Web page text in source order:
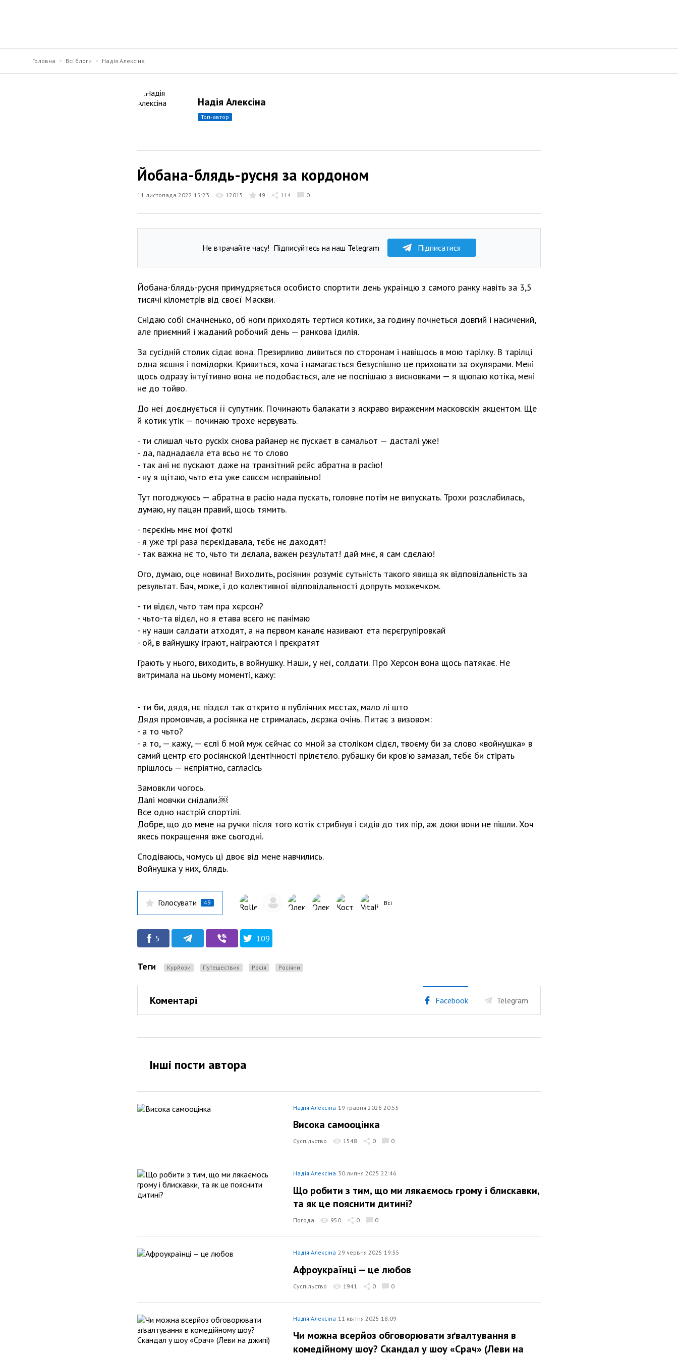
Головна Всі блоги Надія Алексіна
Надія Алексіна
топ-автор
Йобана-блядь-русня за кордоном
11 листопада 2022 15:23 12015 49 114 0
Не втрачайте часу! Підписуйтесь на наш Telegram Підписатися
Йобана-блядь-русня примудряється особисто спортити день українцю з самого ранку навіть за 3,5
тисячі кілометрів від своєї Маскви.
Снідаю собі смачненько, об ноги приходять тертися котики, за годину почнеться довгий і насичений,
але приємний і жаданий робочий день — ранкова ідилія.
За сусідній столик сідає вона. Презирливо дивиться по сторонам і навіщось в мою тарілку. В тарілці
одна яєшня і помідорки. Кривиться, хоча і намагається безуспішно це приховати за окулярами. Мені
щось одразу інтуїтивно вона не подобається, але не поспішаю з висновками — я щюпаю котіка, мені
не до тойво.
До неї доєднується її супутник. Починають балакати з яскраво вираженим масковскім акцентом. Ще
й котик утік — починаю трохе нервувать.
- ти слишал чьто рускіх снова райанер нє пускаєт в самальот — дасталі уже!
- да, паднадаєла ета всьо нє то слово
- так ані нє пускают даже на транзітний рєйс абратна в расію!
- ну я щітаю, чьто ета уже савсєм нєправільно!
Тут погоджуюсь — абратна в расію нада пускать, головне потім не випускать. Трохи розслабилась,
думаю, ну пацан правий, щось тямить.
- пєрєкінь мнє мої фоткі
- я уже трі раза пєрєкідавала, тєбє нє даходят!
- так важна нє то, чьто ти дєлала, важен рєзультат! дай мнє, я сам сдєлаю!
Ого, думаю, оце новина! Виходить, росіянин розуміє сутьність такого явища як відповідальність за
результат. Бач, може, і до колективної відповідальності допруть мозжечком.
- ти відєл, чьто там пра хєрсон?
- чьто-та відєл, но я етава всєго нє панімаю
- ну наши салдати атходят, а на пєрвом каналє називают ета пєрєгрупіровкай
- ой, в вайнушку іграют, наіграются і прєкратят
Грають у нього, виходить, в войнушку. Наши, у неї, солдати. Про Херсон вона щось патякає. Не
витримала на цьому моменті, кажу:
- ти би, дядя, нє піздєл так открито в публічних мєстах, мало лі што
Дядя промовчав, а росіянка не стрималась, дєрзка очінь. Питає з визовом:
- а то чьто?
- а то, — кажу, — єслі б мой муж сєйчас со мной за століком сідєл, твоєму би за слово «войнушка» в
самий центр єго росіянской ідентічності прілєтєло. рубашку би кров'ю замазал, тєбє би стірать
прішлось — нєпріятно, сагласісь
Замовкли чогось.
Далі мовчки снідали.￼
Все одно настрій спортілі.
Добре, що до мене на ручки після того котік стрибнув і сидів до тих пір, аж доки вони не пішли. Хоч
якесь покращення вже сьогодні.
Сподіваюсь, чомусь ці двоє від мене навчились.
Войнушка у них, блядь.
Голосувати 49 Всі
5 109
Теги Курйози Путешествия Росія росіяни
Коментарі Facebook Telegram
Інші пости автора
Надія Алексіна 19 травня 2026 20:55
Висока самооцінка
Суспільство 1548 0 0
Надія Алексіна 30 липня 2025 22:46
Що робити з тим, що ми лякаємось грому і блискавки,
та як це пояснити дитині?
Погода 950 0 0
Надія Алексіна 29 червня 2025 19:55
Афроукраїнці — це любов
Суспільство 1941 0 0
Надія Алексіна 11 квітня 2025 18:09
Чи можна всерйоз обговорювати зґвалтування в
комедійному шоу? Скандал у шоу «Срач» (Леви на